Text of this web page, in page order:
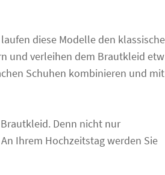
diese Modelle den
und verleihen dem Brautkleid
Schuhen kombinieren und mit
Denn nicht nur
Ihrem Hochzeitstag werden Sie